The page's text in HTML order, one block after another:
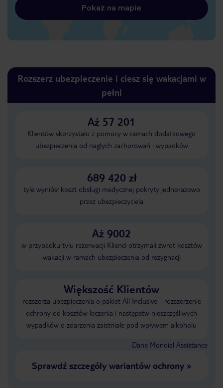
Pokaż na mapie
Rozszerz ubezpieczenie i ciesz się wakacjami w
pełni
Aż 57 201
Klientów skorzystało z pomocy w ramach dodatkowego
ubezpieczenia od nagłych zachorowań i wypadków
689 420 zł
tyle wyniósł koszt obsługi medycznej pokryty jednorazowo
przez ubezpieczyciela
Aż 9002
w przypadku tylu rezerwacji Klienci otrzymali zwrot kosztów
wakacji w ramach ubezpieczenia od rezygnacji
Większość Klientów
rozszerza ubezpieczenia o pakiet All Inclusive - rozszerzenie
ochrony od kosztów leczenia i następstw nieszczęśliwych
wypadków o zdarzenia zaistniałe pod wpływem alkoholu
Dane Mondial Assistance
Sprawdź szczegóły wariantów ochrony»